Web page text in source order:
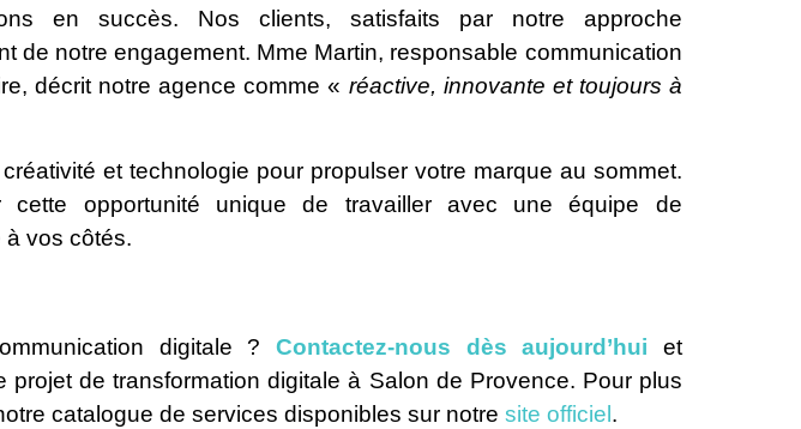
en succès. Nos clients, satisfaits par notre approche
de notre engagement. Mme Martin, responsable communication
décrit notre agence comme « réactive, innovante et toujours à
et technologie pour propulser votre marque au sommet.
cette opportunité unique de travailler avec une équipe de
à vos côtés.
digitale ?Contactez-nous dès aujourd’hui et
projet de transformation digitale à Salon de Provence. Pour plus
catalogue de services disponibles sur notresite officiel .